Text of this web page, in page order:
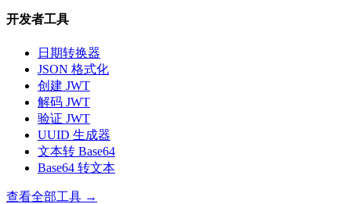
开发者工具
日期转换器
JSON 格式化
创建 JWT
解码 JWT
验证 JWT
UUID 生成器
文本转 Base64
Base64 转文本
查看全部工具 →